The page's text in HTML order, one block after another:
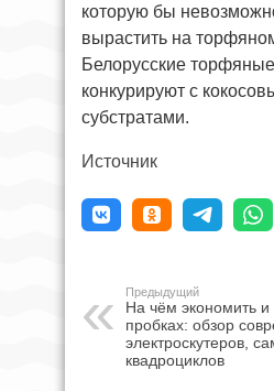
которую бы
вырастить на
Белорусские
конкурируют с
субстратами.
Источник
Предыдущий
На чём экономить и
пробках: обзор
электроскутеров,
квадроциклов